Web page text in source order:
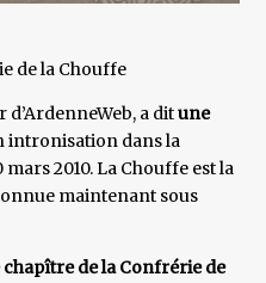
de la Chouffe
a ditune
intronisation dans la
2010. La Chouffe est la
maintenant sous
chapître de la Confrérie de